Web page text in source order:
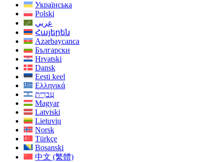
Українська
Polski
عربي
Հայերեն
Azərbaycanca
Български
Hrvatski
Dansk
Eesti keel
Ελληνικά
עִברִית
Magyar
Latviski
Lietuvių
Norsk
Türkçe
Bosanski
中文 (繁體)